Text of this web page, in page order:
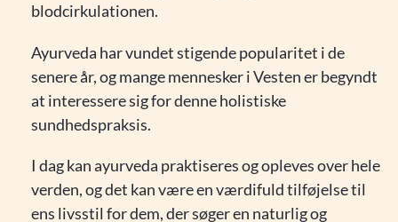
blodcirkulationen.
Ayurveda har vundet stigende popularitet i de
senere år, og mange mennesker i Vesten er begyndt
at interessere sig for denne holistiske
sundhedspraksis.
I dag kan ayurveda praktiseres og opleves over hele
verden, og det kan være en værdifuld tilføjelse til
ens livsstil for dem, der søger en naturlig og